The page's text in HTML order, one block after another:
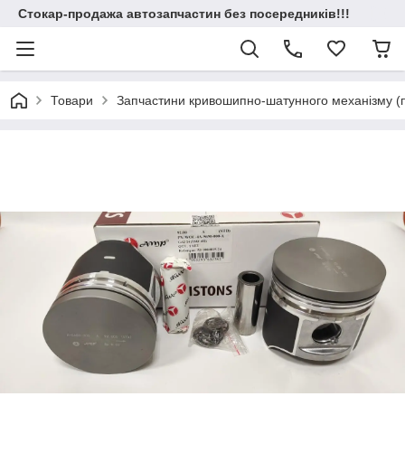
Стокар-продажа автозапчастин без посередників!!!
Товари Запчастини кривошипно-шатунного механізму